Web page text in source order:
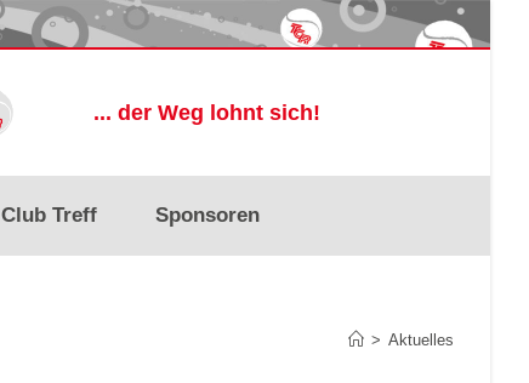
... der Weg lohnt sich!
Club Treff Sponsoren
> Aktuelles